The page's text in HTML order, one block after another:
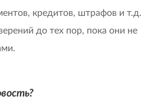
кредитов, штрафов и т.д.
до тех пор, пока они не